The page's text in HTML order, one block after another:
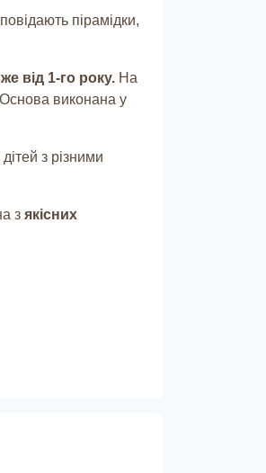
пірамідки,
від 1-го року. На
виконана у
з різними
з якісних